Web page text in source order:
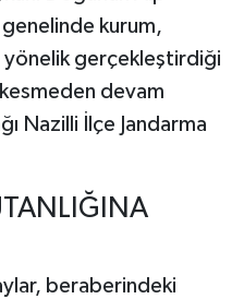
kurum,
yönelik gerçekleştirdiği
devam
Nazilli İlçe Jandarma
beraberindeki